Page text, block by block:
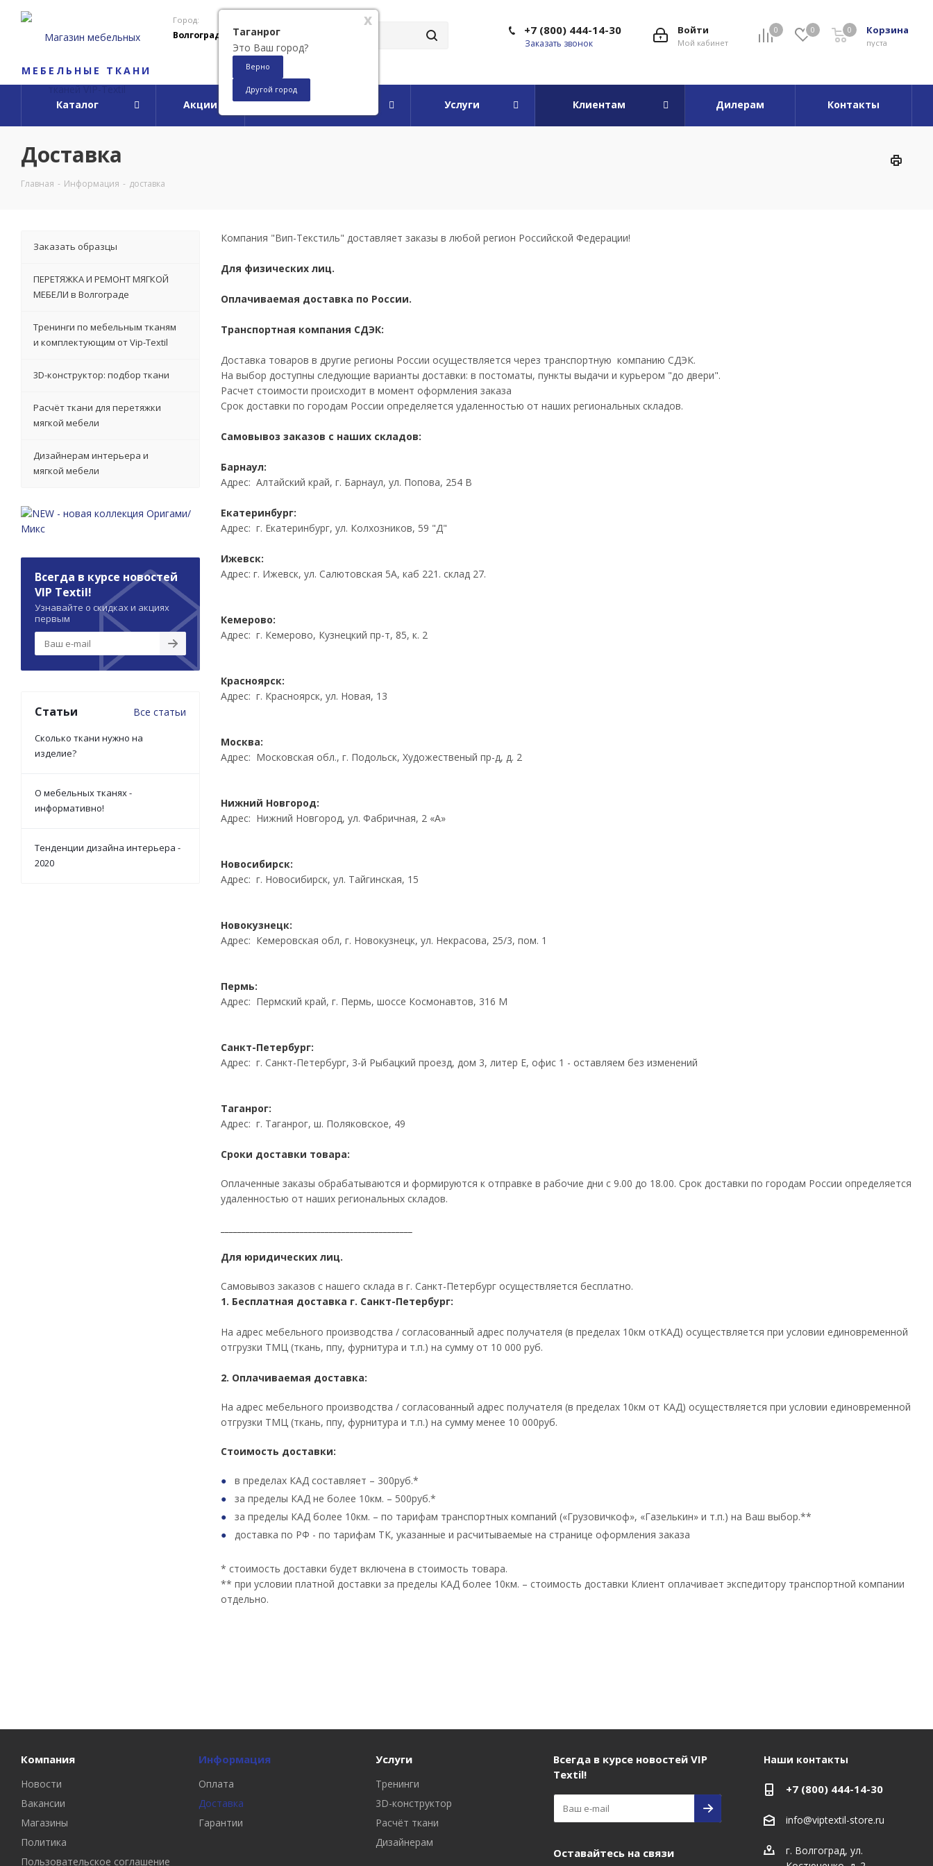
МЕБЕЛЬНЫЕ ТКАНИ
Город:
Волгоград 0 0 Корзина
пуста
0
Войти
Мой кабинет
+7 (800) 444-14-30
Заказать звонок
Каталог Акции О компании Услуги Клиентам Дилерам Контакты
x
Таганрог
Это Ваш город?
Верно
Другой город
Доставка
Главная - Информация - доставка
Компания "Вип-Текстиль" доставляет заказы в любой регион Российской Федерации!
Для физических лиц.
Оплачиваемая доставка по России.
Транспортная компания СДЭК:
Доставка товаров в другие регионы России осуществляется через транспортную компанию СДЭК.
На выбор доступны следующие варианты доставки: в постоматы, пункты выдачи и курьером "до двери".
Расчет стоимости происходит в момент оформления заказа
Срок доставки по городам России определяется удаленностью от наших региональных складов.
Самовывоз заказов с наших складов:
Барнаул:
Адрес: Алтайский край, г. Барнаул, ул. Попова, 254 В
Екатеринбург:
Адрес: г. Екатеринбург, ул. Колхозников, 59 "Д"
Ижевск:
Адрес: г. Ижевск, ул. Салютовская 5А, каб 221. склад 27.
Кемерово:
Адрес: г. Кемерово, Кузнецкий пр-т, 85, к. 2
Красноярск:
Адрес: г. Красноярск, ул. Новая, 13
Москва:
Адрес: Московская обл., г. Подольск, Художественый пр-д, д. 2
Нижний Новгород:
Адрес: Нижний Новгород, ул. Фабричная, 2 «А»
Новосибирск:
Адрес: г. Новосибирск, ул. Тайгинская, 15
Новокузнецк:
Адрес: Кемеровская обл, г. Новокузнецк, ул. Некрасова, 25/3, пом. 1
Пермь:
Адрес: Пермский край, г. Пермь, шоссе Космонавтов, 316 М
Санкт-Петербург:
Адрес: г. Санкт-Петербург, 3-й Рыбацкий проезд, дом 3, литер Е, офис 1 - оставляем без изменений
Таганрог:
Адрес: г. Таганрог, ш. Поляковское, 49
Сроки доставки товара:
Оплаченные заказы обрабатываются и формируются к отправке в рабочие дни с 9.00 до 18.00. Срок доставки по городам России определяется
удаленностью от наших региональных складов.
Для юридических лиц.
Самовывоз заказов с нашего склада в г. Санкт-Петербург осуществляется бесплатно.
1. Бесплатная доставка г. Санкт-Петербург:
На адрес мебельного производства / согласованный адрес получателя (в пределах 10км отКАД) осуществляется при условии единовременной
отгрузки ТМЦ (ткань, ппу, фурнитура и т.п.) на сумму от 10 000 руб.
2. Оплачиваемая доставка:
На адрес мебельного производства / согласованный адрес получателя (в пределах 10км от КАД) осуществляется при условии единовременной
отгрузки ТМЦ (ткань, ппу, фурнитура и т.п.) на сумму менее 10 000руб.
Стоимость доставки:
в пределах КАД составляет – 300руб.*
за пределы КАД не более 10км. – 500руб.*
за пределы КАД более 10км. – по тарифам транспортных компаний («Грузовичкоф», «Газелькин» и т.п.) на Ваш выбор.**
доставка по РФ - по тарифам ТК, указанные и расчитываемые на странице оформления заказа
* стоимость доставки будет включена в стоимость товара.
** при условии платной доставки за пределы КАД более 10км. – стоимость доставки Клиент оплачивает экспедитору транспортной компании
отдельно.
Заказать образцы
ПЕРЕТЯЖКА И РЕМОНТ МЯГКОЙ
МЕБЕЛИ в Волгограде
Тренинги по мебельным тканям
и комплектующим от Vip-Textil
3D-конструктор: подбор ткани
Расчёт ткани для перетяжки
мягкой мебели
Дизайнерам интерьера и
мягкой мебели
Всегда в курсе новостей
VIP Textil!
Узнавайте о скидках и акциях
первым
Статьи Все статьи
Сколько ткани нужно на
изделие?
О мебельных тканях -
информативно!
Тенденции дизайна интерьера -
2020
Компания
Новости
Вакансии
Магазины
Политика
Пользовательское соглашение
Информация
Оплата
Доставка
Гарантии
Услуги
Тренинги
3D-конструктор
Расчёт ткани
Дизайнерам
Всегда в курсе новостей VIP
Textil!
Оставайтесь на связи
Наши контакты
+7 (800) 444-14-30
info@viptextil-store.ru
г. Волгоград, ул.